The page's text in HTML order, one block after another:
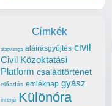
Címkék
alapvizsga aláírásgyűjtés civil
Civil Közoktatási
Platform családtörténet
előadás emléknap gyász
interjú Különóra